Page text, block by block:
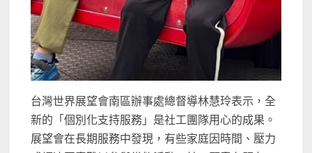
台灣世界展望會南區辦事處總督導林慧玲表示，全
新的「個別化支持服務」是社工團隊用心的成果。
展望會在長期服務中發現，有些家庭因時間、壓力